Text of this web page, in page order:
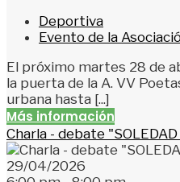
Deportiva
Evento de la
El próximo martes 28 de
la puerta de la A. VV
urbana hasta [...]
Más información
Charla - debate "SOLEDAD
29/04/2026